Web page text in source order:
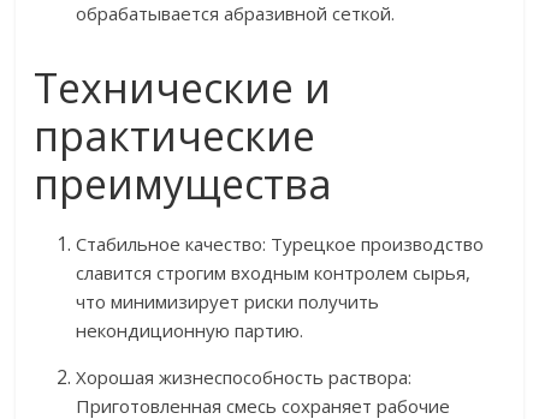
обрабатывается абразивной сеткой.
Технические и
практические
преимущества
Стабильное качество: Турецкое производство
славится строгим входным контролем сырья,
что минимизирует риски получить
некондиционную партию.
Хорошая жизнеспособность раствора:
Приготовленная смесь сохраняет рабочие